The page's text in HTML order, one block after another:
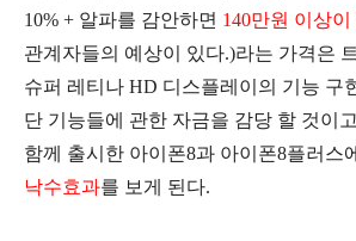
10% + 알파를 감안하면 140만원 이상이
관계자들의 예상이 있다.)라는 가격은
슈퍼 레티나 HD 디스플레이의 기능 구
단 기능들에 관한 자금을 감당 할 것이
함께 출시한 아이폰8과 아이폰8플러스
낙수효과를 보게 된다.